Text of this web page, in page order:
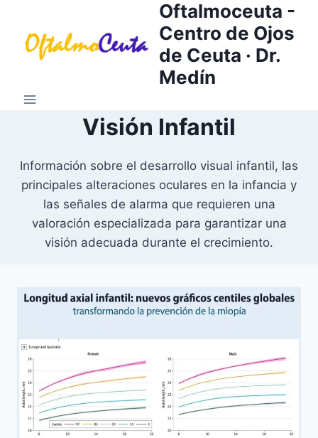
contenido
Oftalmoceuta -
Centro de Ojos
de Ceuta · Dr.
Medín
Visión Infantil
Información sobre el desarrollo visual infantil, las
principales alteraciones oculares en la infancia y
las señales de alarma que requieren una
valoración especializada para garantizar una
visión adecuada durante el crecimiento.